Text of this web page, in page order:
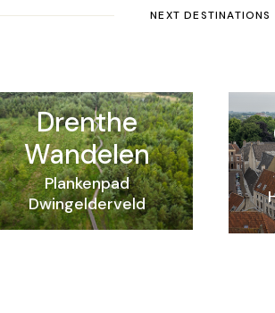
NEXT DESTINATIONS
Drenthe
Wandelen
Plankenpad
Dwingelderveld